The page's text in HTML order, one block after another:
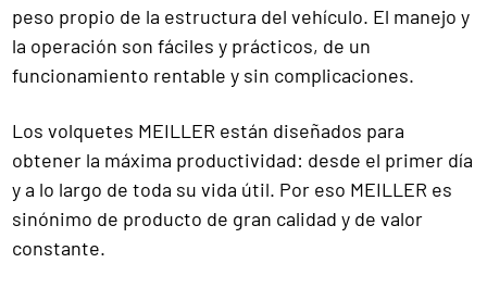
peso propio de la estructura del vehículo. El manejo y
la operación son fáciles y prácticos, de un
funcionamiento rentable y sin complicaciones.
Los volquetes MEILLER están diseñados para
obtener la máxima productividad: desde el primer día
y a lo largo de toda su vida útil. Por eso MEILLER es
sinónimo de producto de gran calidad y de valor
constante.